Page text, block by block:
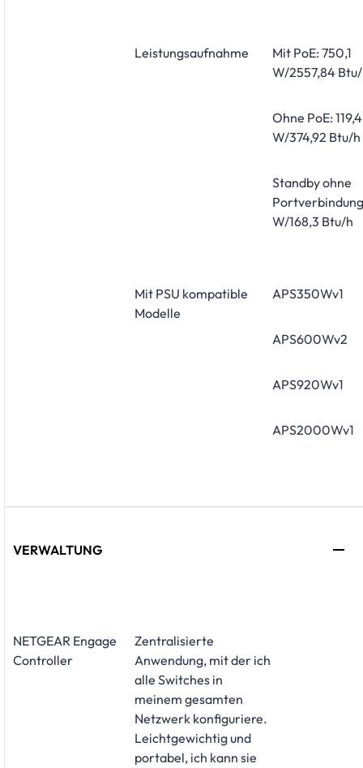
Leistungsaufnahme
Mit PoE: 750,1
W/2557,84
Ohne PoE: 119,4
W/374,92 Btu/h
Standby ohne
W/168,3 Btu/h
Mit PSU kompatible
Modelle
APS350Wv1
APS600Wv2
APS920Wv1
APS2000Wv1
VERWALTUNG
NETGEAR Engage
Controller
Zentralisierte
Anwendung, mit der ich
alle Switches in
meinem gesamten
Netzwerk konfiguriere.
Leichtgewichtig und
portabel, ich kann sie